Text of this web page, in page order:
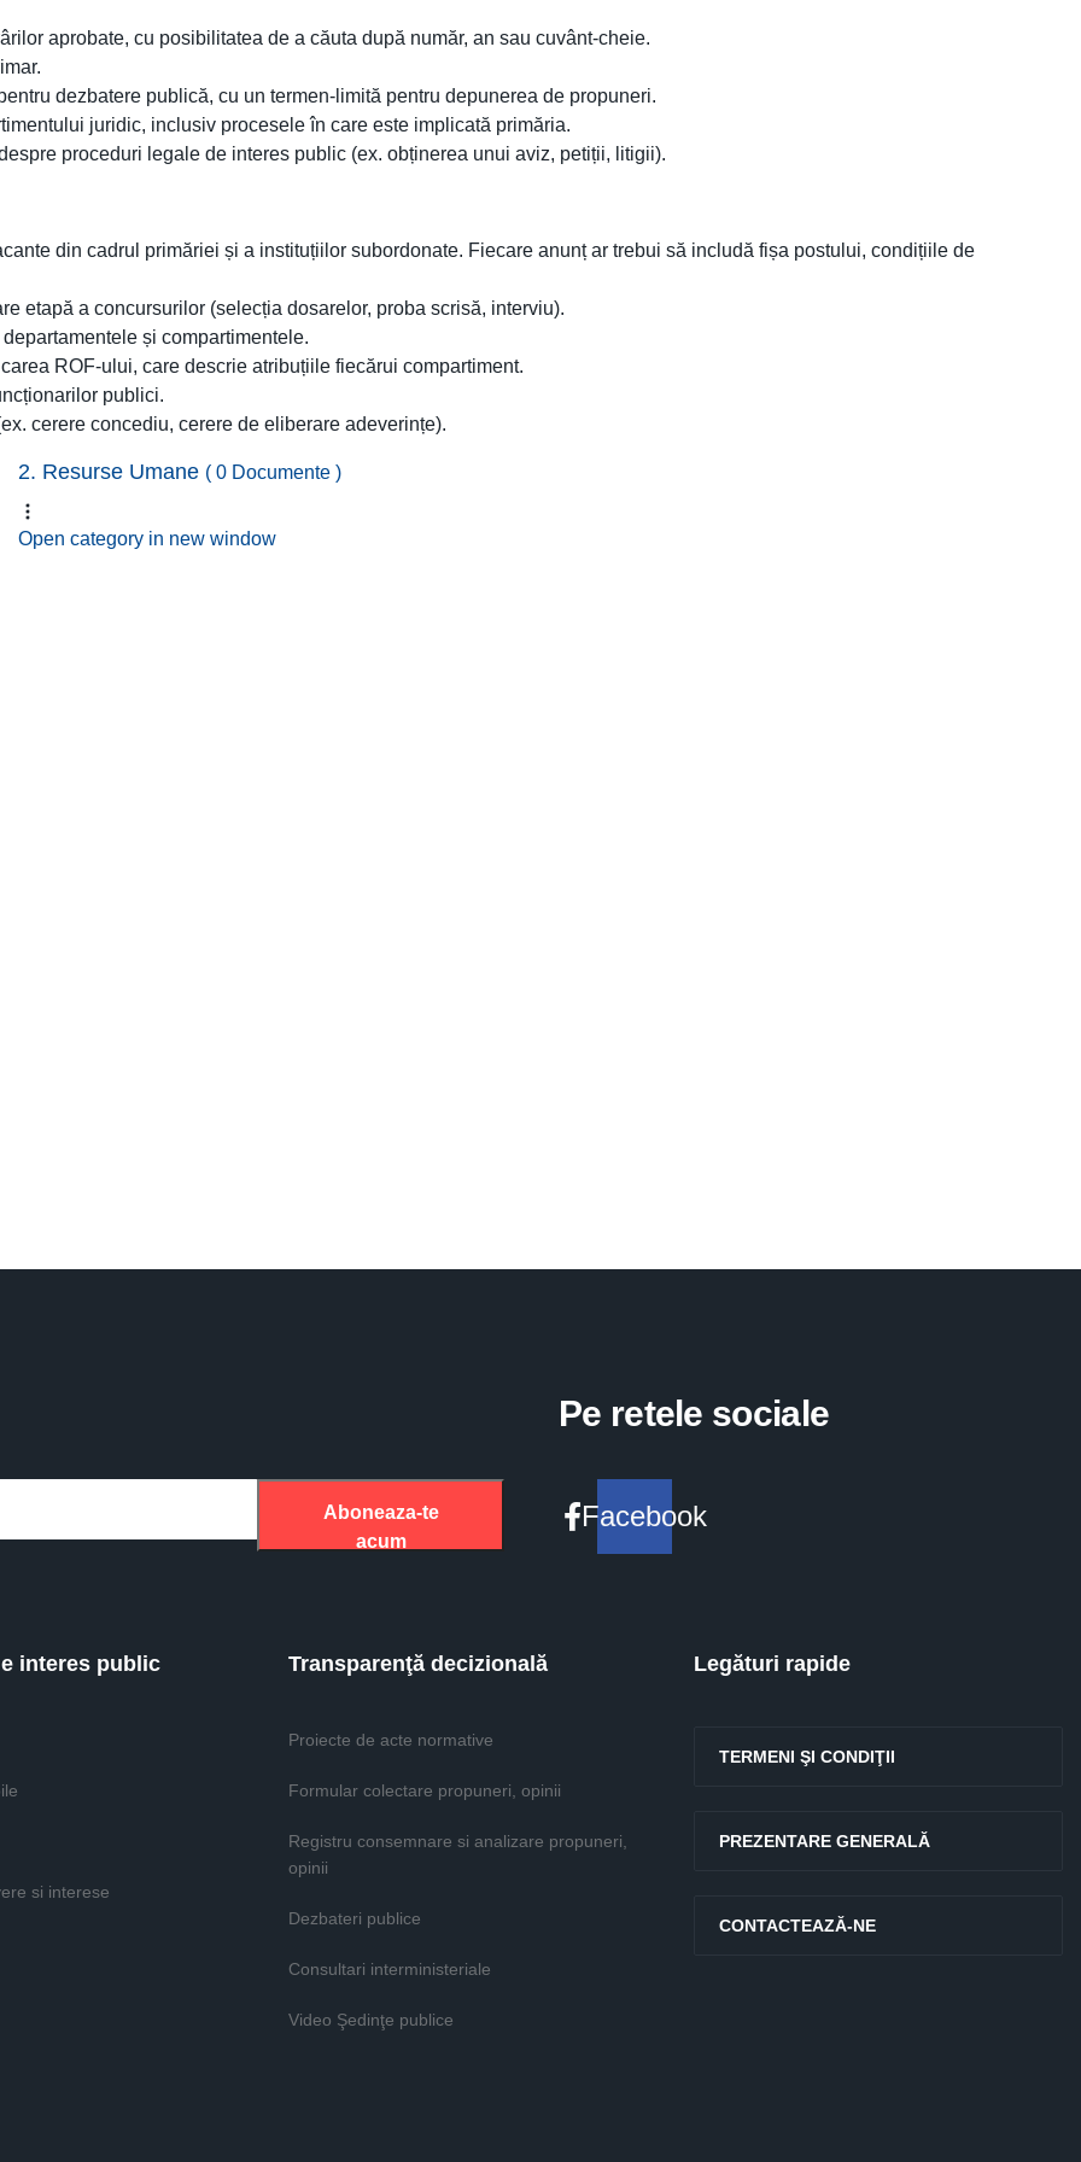
aprobate, cu posibilitatea de a căuta după număr, an sau cuvânt-cheie.
dezbatere publică, cu un termen-limită pentru depunerea de propuneri.
juridic, inclusiv procesele în care este implicată primăria.
proceduri legale de interes public (ex. obținerea unui aviz, petiții, litigii).
din cadrul primăriei și a instituțiilor subordonate. Fiecare anunț ar trebui să includă fișa postului, condițiile de
etapă a concursurilor (selecția dosarelor, proba scrisă, interviu).
și compartimentele.
ROF-ului, care descrie atribuțiile fiecărui compartiment.
publici.
cerere concediu, cerere de eliberare adeverințe).
2. Resurse Umane ( 0 Documente )
Open category in new window
Aboneaza-te
acum
Pe retele sociale
Facebook
interes public
si interese
Transparenţă decizională
Proiecte de acte normative
Formular colectare propuneri, opinii
Registru consemnare si analizare propuneri,
opinii
Dezbateri publice
Consultari interministeriale
Video Şedinţe publice
Legături rapide
TERMENI ŞI CONDIŢII
PREZENTARE GENERALĂ
CONTACTEAZĂ-NE